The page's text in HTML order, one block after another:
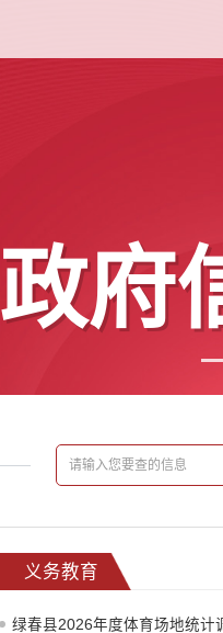
政府
义务教育
绿春县2026年度体育场地统计